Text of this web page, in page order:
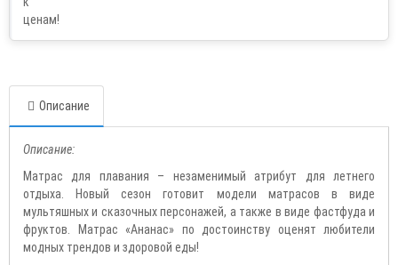
Описание
Описание:
Матрас для плавания – незаменимый атрибут для летнего
отдыха. Новый сезон готовит модели матрасов в виде
мультяшных и сказочных персонажей, а также в виде фастфуда и
фруктов. Матрас «Ананас» по достоинству оценят любители
модных трендов и здоровой еды!